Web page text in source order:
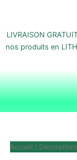
contenu
LIVRAISON
nos produits en
Accueil / Décorations